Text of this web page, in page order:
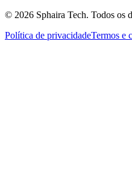
© 2026 Sphaira Tech. Todos os
Política de privacidadeTermos e